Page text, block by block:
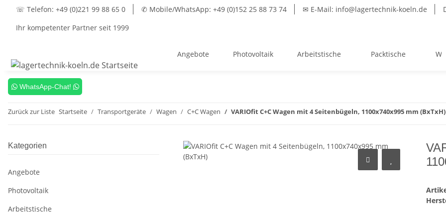
☏ Telefon: +49 (0)221 99 88 65 0 ✆ Mobile/WhatsApp: +49 (0)152 25 88 73 74 ✉ E-Mail: info@lagertechnik-koeln.de
Ihr kompetenter Partner seit 1999
WhatsApp-Chat!
Angebote Photovoltaik Arbeitstische Packtische
Zurück zur Liste Startseite Transportgeräte Wagen C+C Wagen VARIOfit C+C Wagen mit 4 Seitenbügeln, 1100x740x995 mm (BxTxH)
Kategorien
Angebote
Photovoltaik
Arbeitstische